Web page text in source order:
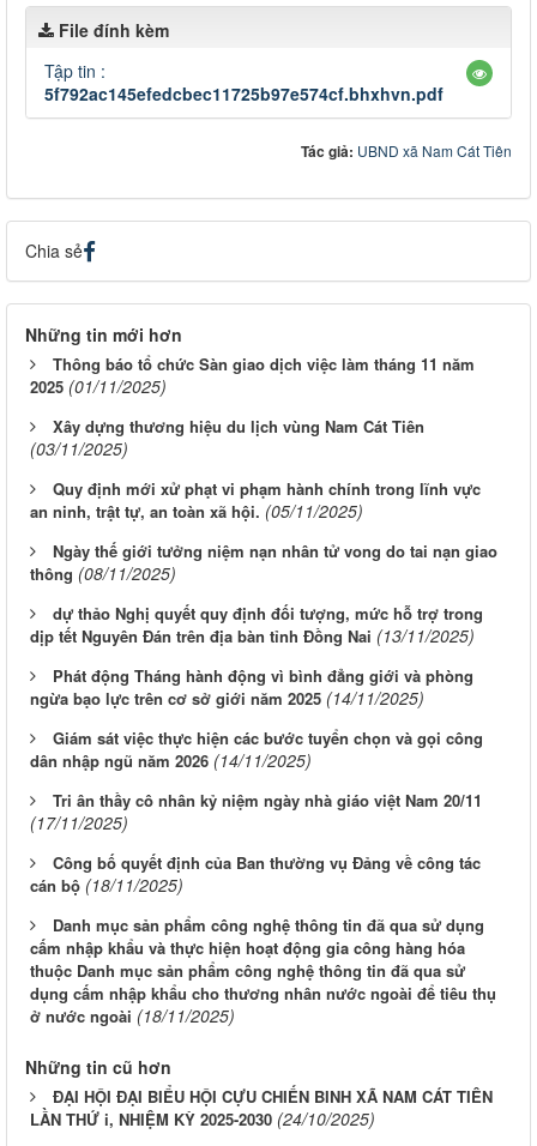
File đính kèm
Tập tin :
5f792ac145efedcbec11725b97e574cf.bhxhvn.pdf
Tác giả: UBND xã Nam Cát Tiên
Chia sẻ
Những tin mới hơn
Thông báo tổ chức Sàn giao dịch việc làm tháng 11 năm
2025 (01/11/2025)
Xây dựng thương hiệu du lịch vùng Nam Cát Tiên
(03/11/2025)
Quy định mới xử phạt vi phạm hành chính trong lĩnh vực
an ninh, trật tự, an toàn xã hội. (05/11/2025)
Ngày thế giới tưởng niệm nạn nhân tử vong do tai nạn giao
thông (08/11/2025)
dự thảo Nghị quyết quy định đối tượng, mức hỗ trợ trong
dịp tết Nguyên Đán trên địa bàn tỉnh Đồng Nai (13/11/2025)
Phát động Tháng hành động vì bình đẳng giới và phòng
ngừa bạo lực trên cơ sở giới năm 2025 (14/11/2025)
Giám sát việc thực hiện các bước tuyển chọn và gọi công
dân nhập ngũ năm 2026 (14/11/2025)
Tri ân thầy cô nhân kỷ niệm ngày nhà giáo việt Nam 20/11
(17/11/2025)
Công bố quyết định của Ban thường vụ Đảng về công tác
cán bộ (18/11/2025)
Danh mục sản phẩm công nghệ thông tin đã qua sử dụng
cấm nhập khẩu và thực hiện hoạt động gia công hàng hóa
thuộc Danh mục sản phẩm công nghệ thông tin đã qua sử
dụng cấm nhập khẩu cho thương nhân nước ngoài để tiêu thụ
ở nước ngoài (18/11/2025)
Những tin cũ hơn
ĐẠI HỘI ĐẠI BIỂU HỘI CỰU CHIẾN BINH XÃ NAM CÁT TIÊN
LẦN THỨ i, NHIỆM KỲ 2025-2030 (24/10/2025)